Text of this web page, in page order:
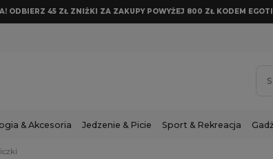
ODBIERZ 45 ZŁ ZNIŻKI ZA ZAKUPY POWYŻEJ 800 ZŁ KODEM
& Akcesoria Jedzenie & Picie Sport & Rekreacja